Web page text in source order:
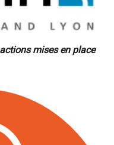
mises en place